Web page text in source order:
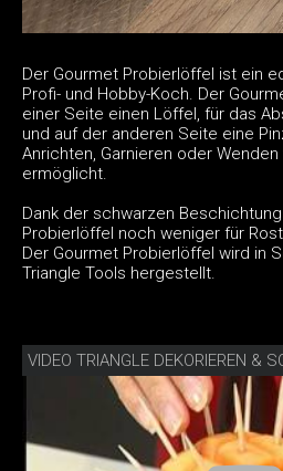
Der Gourmet Probierlöffel ist ein
Profi- und Hobby-Koch. Der
einer Seite einen Löffel, für das
und auf der anderen Seite eine
Anrichten, Garnieren oder
ermöglicht.
Dank der schwarzen
Probierlöffel noch weniger für
Der Gourmet Probierlöffel wird in
Triangle Tools hergestellt.
VIDEO TRIANGLE DEKORIEREN &